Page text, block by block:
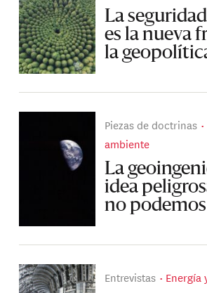
La
es la nueva
la
Piezas de doctrinas
ambiente
La
idea
no
Entrevistas Energía